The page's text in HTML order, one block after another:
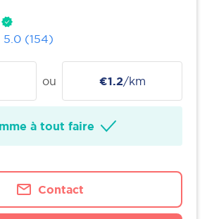
5.0 (154)
ou €1.2/km
à tout faire
Contact